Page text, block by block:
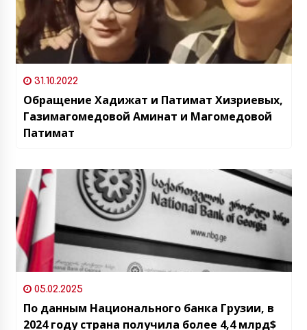
31.10.2022
Обращение Хадижат и Патимат Хизриевых,
Газимагомедовой Аминат и Магомедовой
Патимат
05.02.2025
По данным Национального банка Грузии, в
2024 году страна получила более 4,4 млрд$